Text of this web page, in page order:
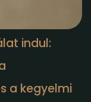
indul:
a kegyelmi